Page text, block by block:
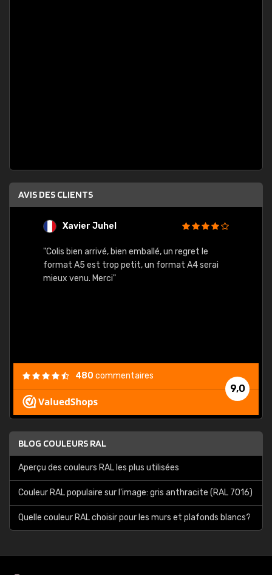
AVIS DES CLIENTS
Xavier Juhel
"Colis bien arrivé, bien emballé, un regret le
format A5 est trop petit, un format A4 serai
mieux venu. Merci"
9,0
480 commentaires
BLOG COULEURS RAL
Aperçu des couleurs RAL les plus utilisées
Couleur RAL populaire sur l'image: gris anthracite (RAL 7016)
Quelle couleur RAL choisir pour les murs et plafonds blancs?